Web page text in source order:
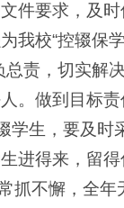
件要求，及
我校“控辍保
责，切实解
。做到目标
学生，要及
进得来，留得
抓不懈，全